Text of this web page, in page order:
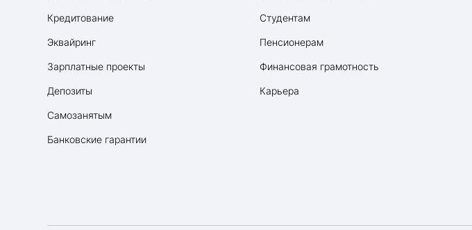
Кредитование
Эквайринг
Зарплатные проекты
Депозиты
Самозанятым
Банковские гарантии
Студентам
Пенсионерам
Финансовая грамотность
Карьера